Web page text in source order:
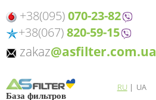
+38(095)070-23-82
+38(067)820-59-15
zakaz@asfilter.com.ua
База фильтров
RU| UA